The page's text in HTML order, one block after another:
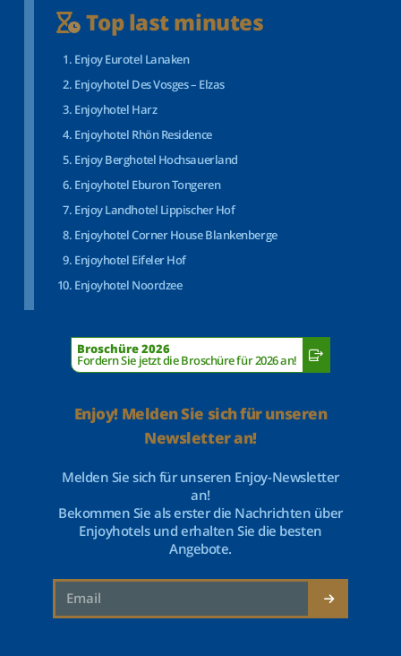
Top last minutes
Enjoy Eurotel Lanaken
Enjoyhotel Des Vosges – Elzas
Enjoyhotel Harz
Enjoyhotel Rhön Residence
Enjoy Berghotel Hochsauerland
Enjoyhotel Eburon Tongeren
Enjoy Landhotel Lippischer Hof
Enjoyhotel Corner House Blankenberge
Enjoyhotel Eifeler Hof
Enjoyhotel Noordzee
Broschüre 2026
Fordern Sie jetzt die Broschüre für 2026 an!
Enjoy! Melden Sie sich für unseren
Newsletter an!
Melden Sie sich für unseren Enjoy-Newsletter
an!
Bekommen Sie als erster die Nachrichten über
Enjoyhotels und erhalten Sie die besten
Angebote.